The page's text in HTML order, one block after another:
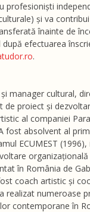
profesioniști
și va
înainte de
efectuarea
.
manager cultural,
de proiect și
al companiei
fost absolvent al
ECUMEST
în România de
coach artistic și
realizat numeroase
contemporane în